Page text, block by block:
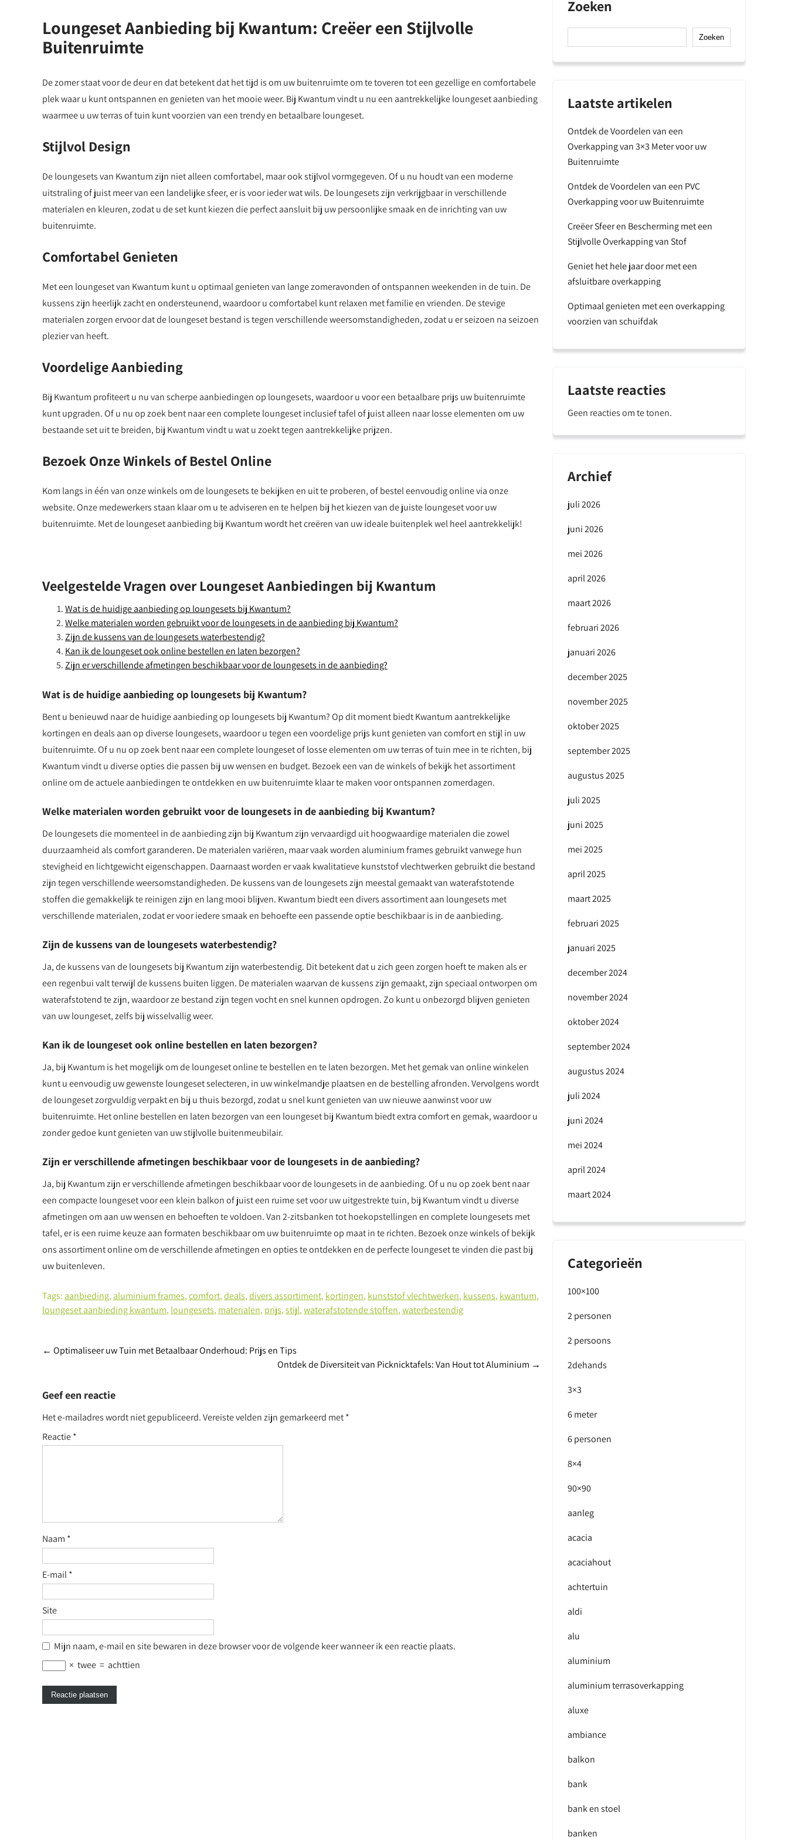
Loungeset Aanbieding bij Kwantum: Creëer een Stijlvolle
Buitenruimte
De zomer staat voor de deur en dat betekent dat het tijd is om uw buitenruimte om te toveren tot een gezellige en comfortabele
plek waar u kunt ontspannen en genieten van het mooie weer. Bij Kwantum vindt u nu een aantrekkelijke loungeset aanbieding
waarmee u uw terras of tuin kunt voorzien van een trendy en betaalbare loungeset.
Stijlvol Design
De loungesets van Kwantum zijn niet alleen comfortabel, maar ook stijlvol vormgegeven. Of u nu houdt van een moderne
uitstraling of juist meer van een landelijke sfeer, er is voor ieder wat wils. De loungesets zijn verkrijgbaar in verschillende
materialen en kleuren, zodat u de set kunt kiezen die perfect aansluit bij uw persoonlijke smaak en de inrichting van uw
buitenruimte.
Comfortabel Genieten
Met een loungeset van Kwantum kunt u optimaal genieten van lange zomeravonden of ontspannen weekenden in de tuin. De
kussens zijn heerlijk zacht en ondersteunend, waardoor u comfortabel kunt relaxen met familie en vrienden. De stevige
materialen zorgen ervoor dat de loungeset bestand is tegen verschillende weersomstandigheden, zodat u er seizoen na seizoen
plezier van heeft.
Voordelige Aanbieding
Bij Kwantum profiteert u nu van scherpe aanbiedingen op loungesets, waardoor u voor een betaalbare prijs uw buitenruimte
kunt upgraden. Of u nu op zoek bent naar een complete loungeset inclusief tafel of juist alleen naar losse elementen om uw
bestaande set uit te breiden, bij Kwantum vindt u wat u zoekt tegen aantrekkelijke prijzen.
Bezoek Onze Winkels of Bestel Online
Kom langs in één van onze winkels om de loungesets te bekijken en uit te proberen, of bestel eenvoudig online via onze
website. Onze medewerkers staan klaar om u te adviseren en te helpen bij het kiezen van de juiste loungeset voor uw
buitenruimte. Met de loungeset aanbieding bij Kwantum wordt het creëren van uw ideale buitenplek wel heel aantrekkelijk!
Veelgestelde Vragen over Loungeset Aanbiedingen bij Kwantum
Wat is de huidige aanbieding op loungesets bij Kwantum?
Welke materialen worden gebruikt voor de loungesets in de aanbieding bij Kwantum?
Zijn de kussens van de loungesets waterbestendig?
Kan ik de loungeset ook online bestellen en laten bezorgen?
Zijn er verschillende afmetingen beschikbaar voor de loungesets in de aanbieding?
Wat is de huidige aanbieding op loungesets bij Kwantum?
Bent u benieuwd naar de huidige aanbieding op loungesets bij Kwantum? Op dit moment biedt Kwantum aantrekkelijke
kortingen en deals aan op diverse loungesets, waardoor u tegen een voordelige prijs kunt genieten van comfort en stijl in uw
buitenruimte. Of u nu op zoek bent naar een complete loungeset of losse elementen om uw terras of tuin mee in te richten, bij
Kwantum vindt u diverse opties die passen bij uw wensen en budget. Bezoek een van de winkels of bekijk het assortiment
online om de actuele aanbiedingen te ontdekken en uw buitenruimte klaar te maken voor ontspannen zomerdagen.
Welke materialen worden gebruikt voor de loungesets in de aanbieding bij Kwantum?
De loungesets die momenteel in de aanbieding zijn bij Kwantum zijn vervaardigd uit hoogwaardige materialen die zowel
duurzaamheid als comfort garanderen. De materialen variëren, maar vaak worden aluminium frames gebruikt vanwege hun
stevigheid en lichtgewicht eigenschappen. Daarnaast worden er vaak kwalitatieve kunststof vlechtwerken gebruikt die bestand
zijn tegen verschillende weersomstandigheden. De kussens van de loungesets zijn meestal gemaakt van waterafstotende
stoffen die gemakkelijk te reinigen zijn en lang mooi blijven. Kwantum biedt een divers assortiment aan loungesets met
verschillende materialen, zodat er voor iedere smaak en behoefte een passende optie beschikbaar is in de aanbieding.
Zijn de kussens van de loungesets waterbestendig?
Ja, de kussens van de loungesets bij Kwantum zijn waterbestendig. Dit betekent dat u zich geen zorgen hoeft te maken als er
een regenbui valt terwijl de kussens buiten liggen. De materialen waarvan de kussens zijn gemaakt, zijn speciaal ontworpen om
waterafstotend te zijn, waardoor ze bestand zijn tegen vocht en snel kunnen opdrogen. Zo kunt u onbezorgd blijven genieten
van uw loungeset, zelfs bij wisselvallig weer.
Kan ik de loungeset ook online bestellen en laten bezorgen?
Ja, bij Kwantum is het mogelijk om de loungeset online te bestellen en te laten bezorgen. Met het gemak van online winkelen
kunt u eenvoudig uw gewenste loungeset selecteren, in uw winkelmandje plaatsen en de bestelling afronden. Vervolgens wordt
de loungeset zorgvuldig verpakt en bij u thuis bezorgd, zodat u snel kunt genieten van uw nieuwe aanwinst voor uw
buitenruimte. Het online bestellen en laten bezorgen van een loungeset bij Kwantum biedt extra comfort en gemak, waardoor u
zonder gedoe kunt genieten van uw stijlvolle buitenmeubilair.
Zijn er verschillende afmetingen beschikbaar voor de loungesets in de aanbieding?
Ja, bij Kwantum zijn er verschillende afmetingen beschikbaar voor de loungesets in de aanbieding. Of u nu op zoek bent naar
een compacte loungeset voor een klein balkon of juist een ruime set voor uw uitgestrekte tuin, bij Kwantum vindt u diverse
afmetingen om aan uw wensen en behoeften te voldoen. Van 2-zitsbanken tot hoekopstellingen en complete loungesets met
tafel, er is een ruime keuze aan formaten beschikbaar om uw buitenruimte op maat in te richten. Bezoek onze winkels of bekijk
ons assortiment online om de verschillende afmetingen en opties te ontdekken en de perfecte loungeset te vinden die past bij
uw buitenleven.
Tags: aanbieding, aluminium frames,comfort,deals,divers assortiment, kortingen, kunststof vlechtwerken, kussens, kwantum,
loungeset aanbieding kwantum, loungesets, materialen, prijs,stijl,waterafstotende stoffen,waterbestendig
Post
← Optimaliseer uw Tuin met Betaalbaar Onderhoud: Prijs en Tips
Ontdek de Diversiteit van Picknicktafels: Van Hout tot Aluminium →
Geef een reactie
Het e-mailadres wordt niet gepubliceerd.Vereiste velden zijn gemarkeerd met*
Reactie*
Naam *
E-mail*
Site
Mijn naam, e-mail en site bewaren in deze browser voor de volgende keer wanneer ik een reactie plaats.
× twee = achttien
Zoeken
Zoeken
Laatste artikelen
Ontdek de Voordelen van een
Overkapping van 3×3 Meter voor uw
Buitenruimte
Ontdek de Voordelen van een PVC
Overkapping voor uw Buitenruimte
Creëer Sfeer en Bescherming met een
Stijlvolle Overkapping van Stof
Geniet het hele jaar door met een
afsluitbare overkapping
Optimaal genieten met een overkapping
voorzien van schuifdak
Laatste reacties
Geen reacties om te tonen.
Archief
juli 2026
juni 2026
mei 2026
april 2026
maart 2026
februari 2026
januari 2026
december 2025
november 2025
oktober 2025
september 2025
augustus 2025
juli 2025
juni 2025
mei 2025
april 2025
maart 2025
februari 2025
januari 2025
december 2024
november 2024
oktober 2024
september 2024
augustus 2024
juli 2024
juni 2024
mei 2024
april 2024
maart 2024
Categorieën
100×100
2 personen
2 persoons
2dehands
3×3
6 meter
6 personen
8×4
90×90
aanleg
acacia
acaciahout
achtertuin
aldi
alu
aluminium
aluminium terrasoverkapping
aluxe
ambiance
balkon
bank
bank en stoel
banken